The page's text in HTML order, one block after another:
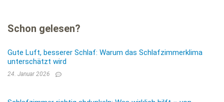
Schon gelesen?
Gute Luft, besserer Schlaf: Warum das Schlafzimmerklima
unterschätzt wird
24. Januar 2026